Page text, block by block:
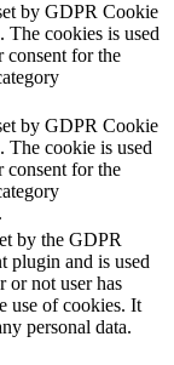
by GDPR Cookie
The cookies is used
consent for the
by GDPR Cookie
The cookie is used
consent for the
by the GDPR
plugin and is used
or not user has
use of cookies. It
personal data.